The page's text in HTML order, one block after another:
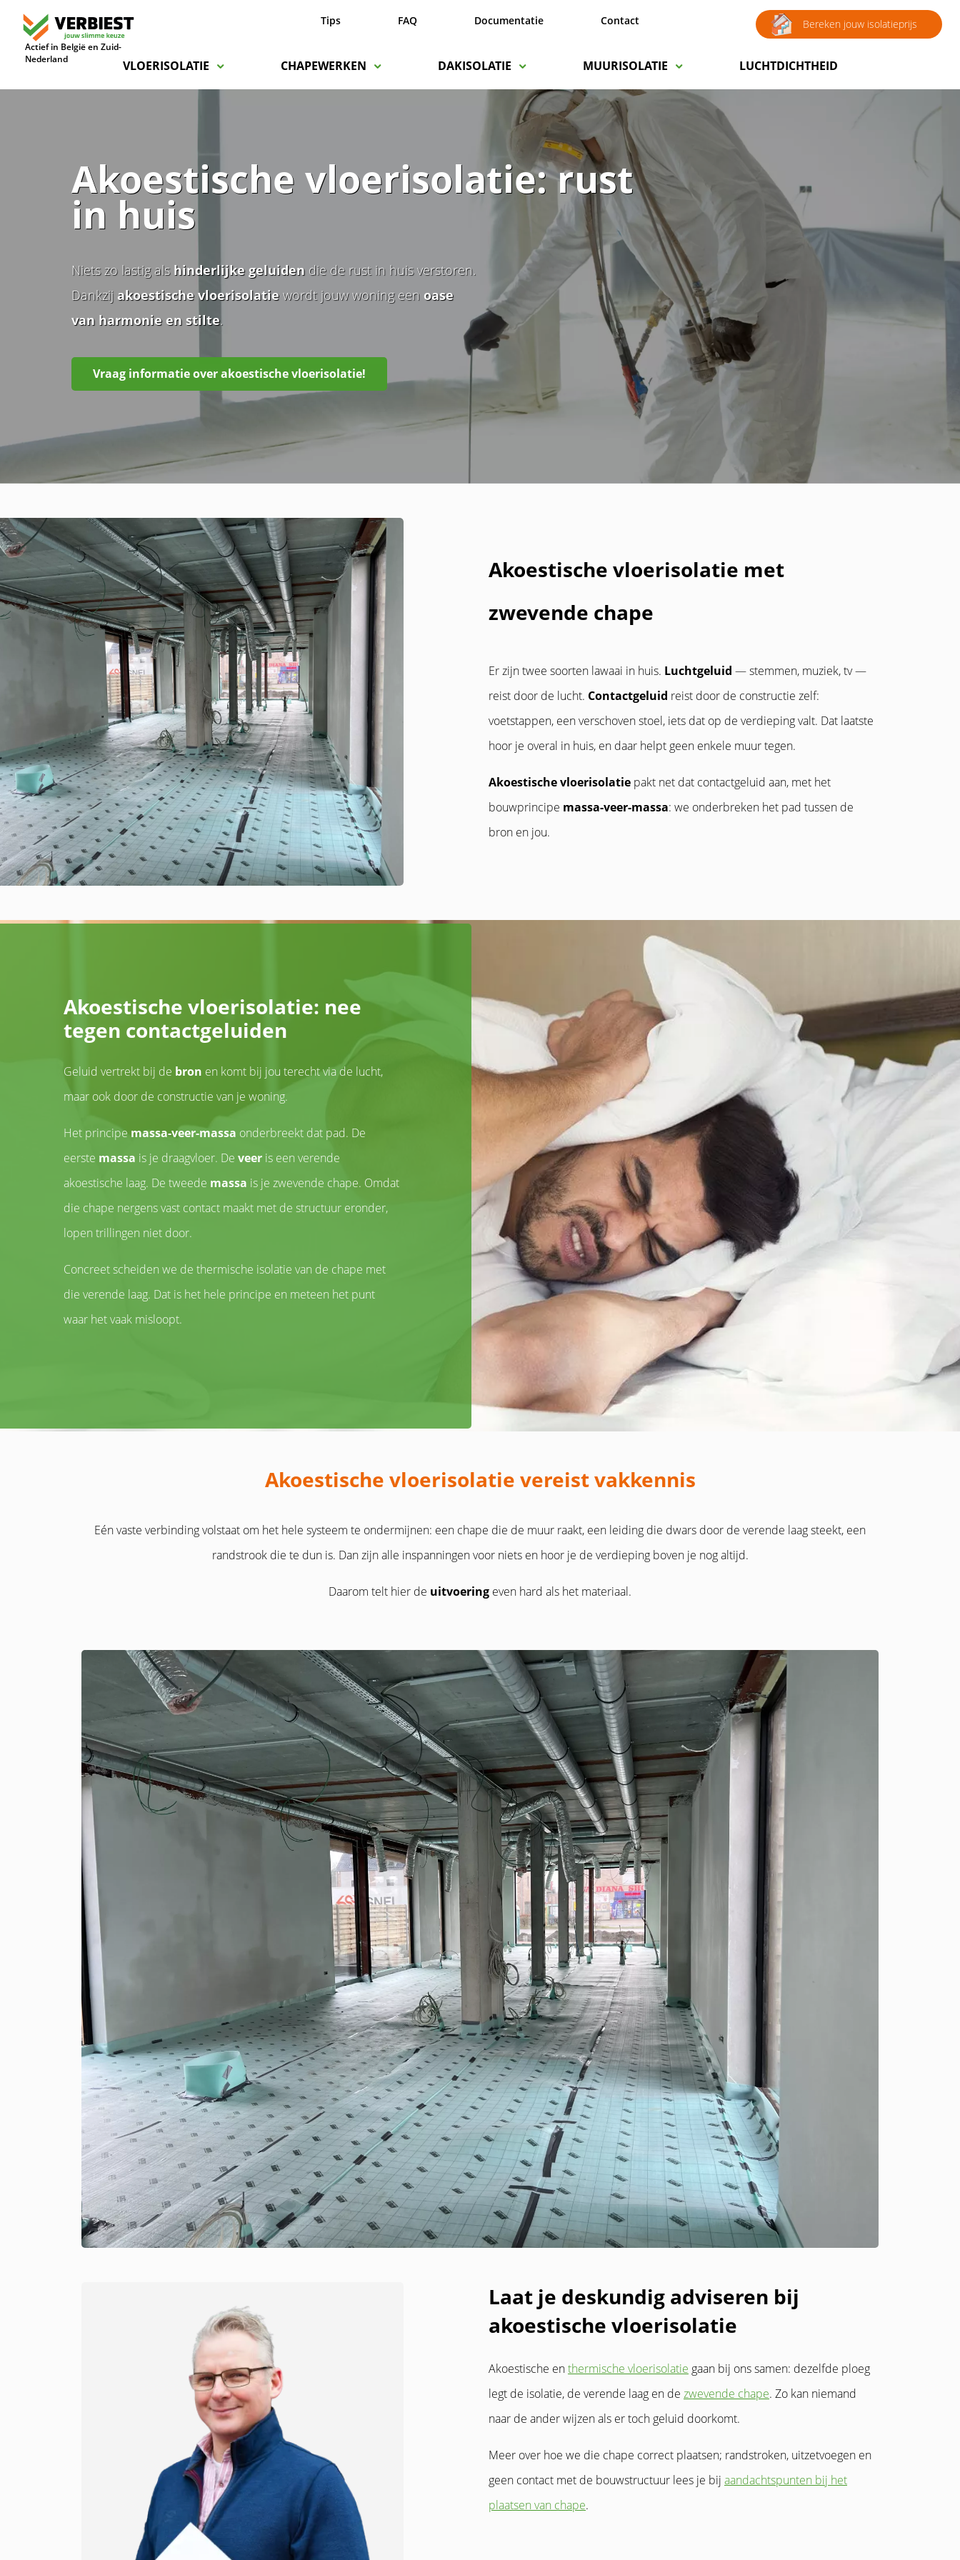
Actief in België en Zuid-
Nederland
Tips FAQ Documentatie Contact Bereken jouw isolatieprijs
VLOERISOLATIE CHAPEWERKEN DAKISOLATIE MUURISOLATIE LUCHTDICHTHEID
Akoestische vloerisolatie: rust
in huis
Niets zo lastig als hinderlijke geluiden die de rust in huis verstoren.
Dankzij akoestische vloerisolatie wordt jouw woning een oase
van harmonie en stilte.
Vraag informatie over akoestische vloerisolatie!
Akoestische vloerisolatie met
zwevende chape
Er zijn twee soorten lawaai in huis. Luchtgeluid — stemmen, muziek, tv —
reist door de lucht. Contactgeluid reist door de constructie zelf:
voetstappen, een verschoven stoel, iets dat op de verdieping valt. Dat laatste
hoor je overal in huis, en daar helpt geen enkele muur tegen.
Akoestische vloerisolatiepakt net dat contactgeluid aan, met het
bouwprincipe massa-veer-massa: we onderbreken het pad tussen de
bron en jou.
Akoestische vloerisolatie: nee
tegen contactgeluiden
Geluid vertrekt bij de bron en komt bij jou terecht via de lucht,
maar ook door de constructie van je woning.
Het principe massa-veer-massa onderbreekt dat pad. De
eerste massa is je draagvloer. De veer is een verende
akoestische laag. De tweede massa is je zwevende chape. Omdat
die chape nergens vast contact maakt met de structuur eronder,
lopen trillingen niet door.
Concreet scheiden we de thermische isolatie van de chape met
die verende laag. Dat is het hele principe en meteen het punt
waar het vaak misloopt.
Akoestische vloerisolatie vereist vakkennis
Eén vaste verbinding volstaat om het hele systeem te ondermijnen: een chape die de muur raakt, een leiding die dwars door de verende laag steekt, een
randstrook die te dun is. Dan zijn alle inspanningen voor niets en hoor je de verdieping boven je nog altijd.
Daarom telt hier de uitvoering even hard als het materiaal.
Laat je deskundig adviseren bij
akoestische vloerisolatie
Akoestische enthermische vloerisolatie gaan bij ons samen: dezelfde ploeg
legt de isolatie, de verende laag en de zwevende chape. Zo kan niemand
naar de ander wijzen als er toch geluid doorkomt.
Meer over hoe we die chape correct plaatsen; randstroken, uitzetvoegen en
geen contact met de bouwstructuur lees je bij aandachtspunten bij het
plaatsen van chape.